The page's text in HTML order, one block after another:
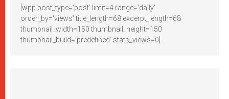
[wpp post_type='post' limit=4 range='daily'
order_by='views' title_length=68 excerpt_length=68
thumbnail_width=150 thumbnail_height=150
thumbnail_build='predefined' stats_views=0]